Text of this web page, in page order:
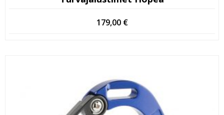
179,00 €